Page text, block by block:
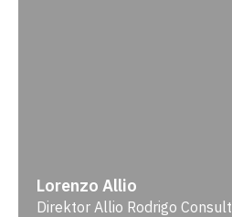
Lorenzo Allio
Direktor Allio Rodrigo